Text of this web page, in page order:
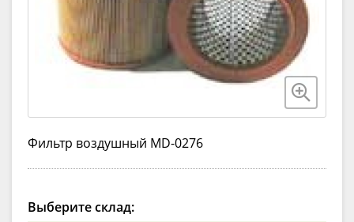
Фильтр воздушный MD-0276
Выберите склад: